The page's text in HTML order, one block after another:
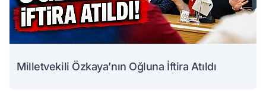
Milletvekili Özkaya’nın Oğluna İftira Atıldı